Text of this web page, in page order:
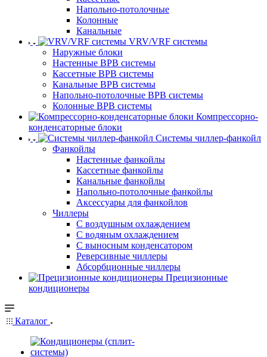
Напольно-потолочные
Колонные
Канальные
VRV/VRF системы
Наружные блоки
Настенные ВРВ системы
Кассетные ВРВ системы
Канальные ВРВ системы
Напольно-потолочные ВРВ системы
Колонные ВРВ системы
Компрессорно-
конденсаторные блоки
Системы чиллер-фанкойл
Фанкойлы
Настенные фанкойлы
Кассетные фанкойлы
Канальные фанкойлы
Напольно-потолочные фанкойлы
Аксессуары для фанкойлов
Чиллеры
С воздушным охлаждением
С водяным охлаждением
С выносным конденсатором
Реверсивные чиллеры
Абсорбционные чиллеры
Прецизионные
кондиционеры
Каталог